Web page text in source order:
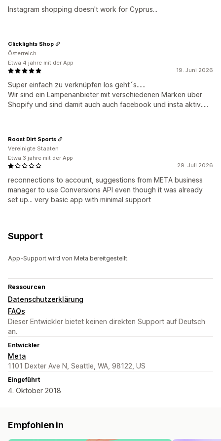
Instagram shopping doesn't work for Cyprus...
19. Juni 2026
Super einfach zu verknüpfen los geht´s......
Wir sind ein Lampenanbieter mit verschiedenen Marken über
Shopify und sind damit auch auch facebook und insta aktiv.....
Clicklights Shop
Österreich
Etwa 4 jahre mit der App
29. Juli 2026
reconnections to account, suggestions from META business
manager to use Conversions API even though it was already
set up... very basic app with minimal support
Roost Dirt Sports
Vereinigte Staaten
Etwa 3 jahre mit der App
Support
App-Support wird von Meta bereitgestellt.
Ressourcen
Datenschutzerklärung
FAQs
Dieser Entwickler bietet keinen direkten Support auf Deutsch
an.
Entwickler
Meta
1101 Dexter Ave N, Seattle, WA, 98122, US
Eingeführt
4. Oktober 2018
Empfohlen in